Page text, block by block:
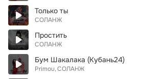
Только ты
СОЛАНЖ
Простить
СОЛАНЖ
Бум Шакалака (Кубань24)
Primou СОЛАНЖ